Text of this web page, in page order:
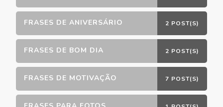
FRASES DE ANIVERSÁRIO 2 POST(S)
FRASES DE BOM DIA 2 POST(S)
FRASES DE MOTIVAÇÃO 7 POST(S)